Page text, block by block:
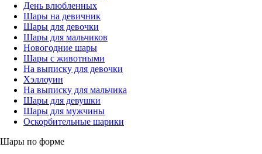
День влюбленных
Шары на девичник
Шары для девочки
Шары для мальчиков
Новогодние шары
Шары с животными
На выписку для девочки
Хэллоуин
На выписку для мальчика
Шары для девушки
Шары для мужчины
Оскорбительные шарики
Шары по форме